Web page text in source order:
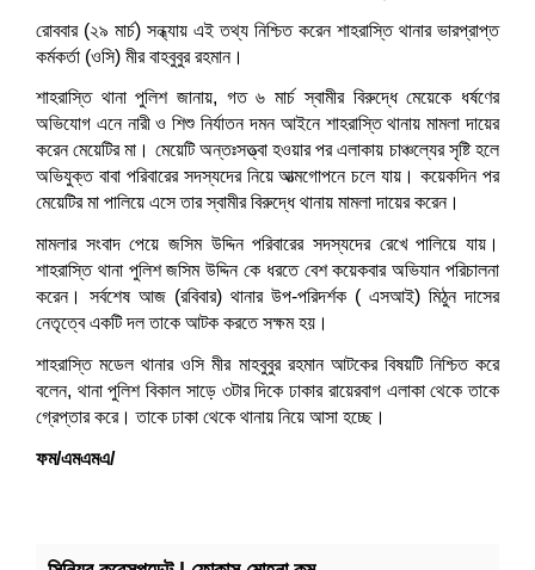
রোববার (২৯ মার্চ) সন্ধ্যায় এই তথ্য নিশ্চিত করেন শাহরাস্তি থানার ভারপ্রাপ্ত
কর্মকর্তা (ওসি) মীর বাহবুবুর রহমান।
শাহরাস্তি থানা পুলিশ জানায়, গত ৬ মার্চ স্বামীর বিরুদ্ধে মেয়েকে ধর্ষণের
অভিযোগ এনে নারী ও শিশু নির্যাতন দমন আইনে শাহরাস্তি থানায় মামলা দায়ের
করেন মেয়েটির মা। মেয়েটি অন্তঃসত্ত্বা হওয়ার পর এলাকায় চাঞ্চল্যের সৃষ্টি হলে
অভিযুক্ত বাবা পরিবারের সদস্যদের নিয়ে আত্মগোপনে চলে যায়। কয়েকদিন পর
মেয়েটির মা পালিয়ে এসে তার স্বামীর বিরুদ্ধে থানায় মামলা দায়ের করেন।
মামলার সংবাদ পেয়ে জসিম উদ্দিন পরিবারের সদস্যদের রেখে পালিয়ে যায়।
শাহরাস্তি থানা পুলিশ জসিম উদ্দিন কে ধরতে বেশ কয়েকবার অভিযান পরিচালনা
করেন। সর্বশেষ আজ (রবিবার) থানার উপ-পরিদর্শক ( এসআই) মিঠুন দাসের
নেতৃত্বে একটি দল তাকে আটক করতে সক্ষম হয়।
শাহরাস্তি মডেল থানার ওসি মীর মাহবুবুর রহমান আটকের বিষয়টি নিশ্চিত করে
বলেন, থানা পুলিশ বিকাল সাড়ে ৩টার দিকে ঢাকার রায়েরবাগ এলাকা থেকে তাকে
গ্রেপ্তার করে। তাকে ঢাকা থেকে থানায় নিয়ে আসা হচ্ছে।
ফম/এমএমএ/